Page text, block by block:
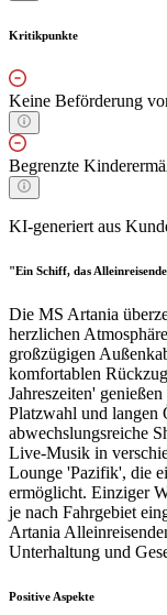
Kritikpunkte
Keine Beförderung
Begrenzte
KI-generiert aus
"Ein Schiff, das
Die MS Artania
herzlichen
großzügigen
komfortablen
Jahreszeiten'
Platzwahl und langen
abwechslungsreiche
Live-Musik in
Lounge 'Pazifik', die
ermöglicht. Einziger
je nach Fahrgebiet
Artania
Unterhaltung und
Positive Aspekte